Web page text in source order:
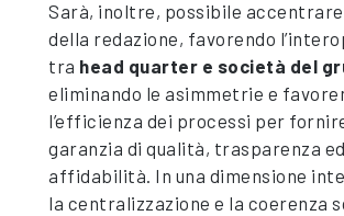
Sarà, inoltre, possibile
della redazione, favorendo
tra head quarter e società del
eliminando le asimmetrie e
l’efficienza dei processi per
garanzia di qualità, trasparenza ed
affidabilità. In una dimensione
la centralizzazione e la coerenza